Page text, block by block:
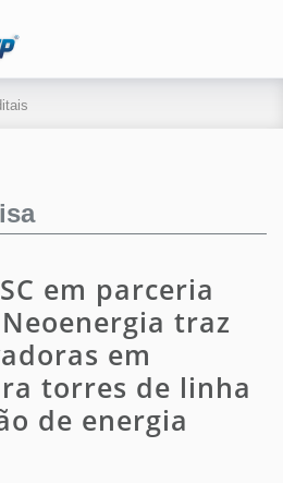
em parceria
traz
em
torres de linha
de energia